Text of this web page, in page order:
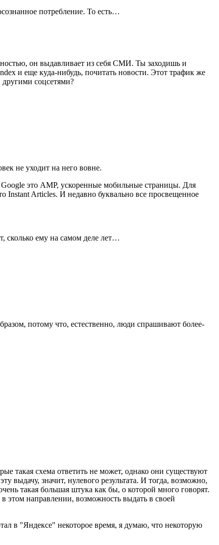
потребление. То есть…
он выдавливает из себя СМИ. Ты заходишь и
и еще куда-нибудь, почитать новости. Этот трафик же
соцсетями?
не уходит на него вовне.
Google это AMP, ускоренные мобильные страницы. Для
Instant Articles. И недавно буквально все просвещенное
сколько ему на самом деле лет…
потому что, естественно, люди спрашивают более-
такая схема ответить не может, однако они существуют
выдачу, значит, нулевого результата. И тогда, возможно,
такая большая штука как бы, о которой много говорят.
этом направлении, возможность выдать в своей
в "Яндексе" некоторое время, я думаю, что некоторую